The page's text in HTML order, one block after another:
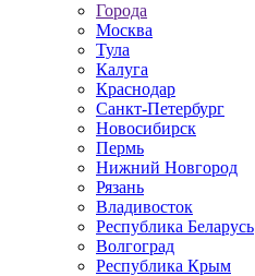
Города
Москва
Тула
Калуга
Краснодар
Санкт-Петербург
Новосибирск
Пермь
Нижний Новгород
Рязань
Владивосток
Республика Беларусь
Волгоград
Республика Крым